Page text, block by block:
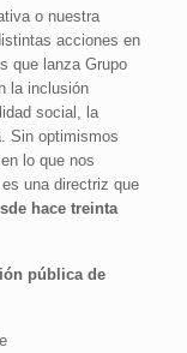
o nuestra
acciones en
que lanza Grupo
la inclusión
social, la
Sin optimismos
lo que nos
una directriz que
hace treinta
pública de